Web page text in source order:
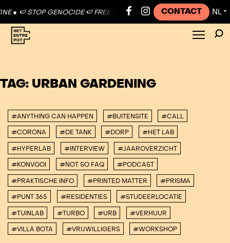
● 🍉 STOP GENOCIDE 🍉 FREE PALESTINE ● 🍉 STOP GENOCIDE 🍉
CONTACT NL ▼
TAG: URBAN GARDENING
#ANYTHING CAN HAPPEN #BUITENSITE #CALL
#CORONA #DE TANK #DORP #HET LAB
#HYPERLAB #INTERVIEW #JAAROVERZICHT
#KONVOOI #NOT SO FAQ #PODCAST
#PRAKTISCHE INFO #PRINTED MATTER #PRISMA
#PUNT 365 #RESIDENTIES #STUDEERLOCATIE
#TUINLAB #TURBO #URB #VERHUUR
#VILLA BOTA #VRIJWILLIGERS #WORKSHOP